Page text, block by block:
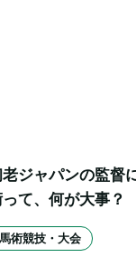
ジャパンの監督
て、何が大事？
馬術競技・大会